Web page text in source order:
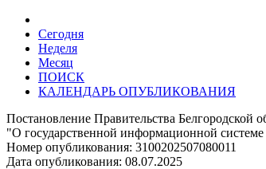
Сегодня
Неделя
Месяц
ПОИСК
КАЛЕНДАРЬ ОПУБЛИКОВАНИЯ
Постановление Правительства Белгородской
"О государственной информационной
Номер опубликования: 3100202507080011
Дата опубликования: 08.07.2025